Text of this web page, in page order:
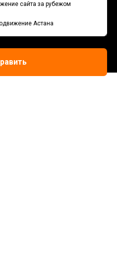
сайта за рубежом
Астана